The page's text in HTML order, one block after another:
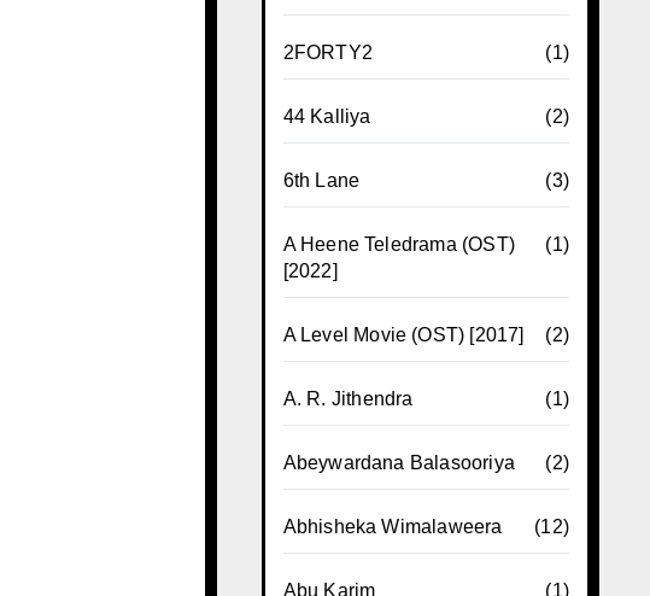
2FORTY2 (1)
44 Kalliya (2)
6th Lane (3)
A Heene Teledrama (OST)
[2022]
(1)
A Level Movie (OST) [2017] (2)
A. R. Jithendra (1)
Abeywardana Balasooriya (2)
Abhisheka Wimalaweera (12)
Abu Karim (1)